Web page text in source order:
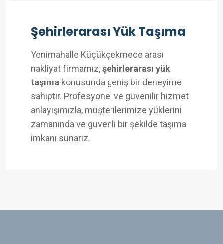
Şehirlerarası Yük Taşıma
Yenimahalle Küçükçekmece arası
nakliyat firmamız,şehirlerarası yük
taşıma konusunda geniş bir deneyime
sahiptir. Profesyonel ve güvenilir hizmet
anlayışımızla, müşterilerimize yüklerini
zamanında ve güvenli bir şekilde taşıma
imkanı sunarız.